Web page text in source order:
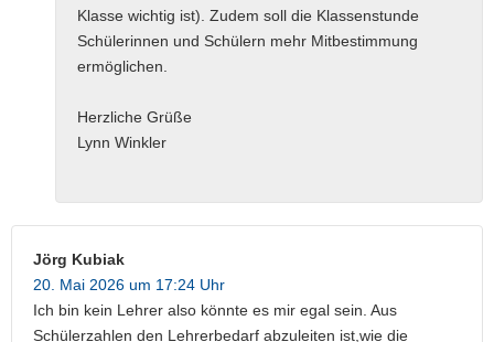
Klasse wichtig ist). Zudem soll die Klassenstunde
Schülerinnen und Schülern mehr Mitbestimmung
ermöglichen.
Herzliche Grüße
Lynn Winkler
Jörg Kubiak
20. Mai 2026 um 17:24 Uhr
Ich bin kein Lehrer also könnte es mir egal sein. Aus
Schülerzahlen den Lehrerbedarf abzuleiten ist,wie die